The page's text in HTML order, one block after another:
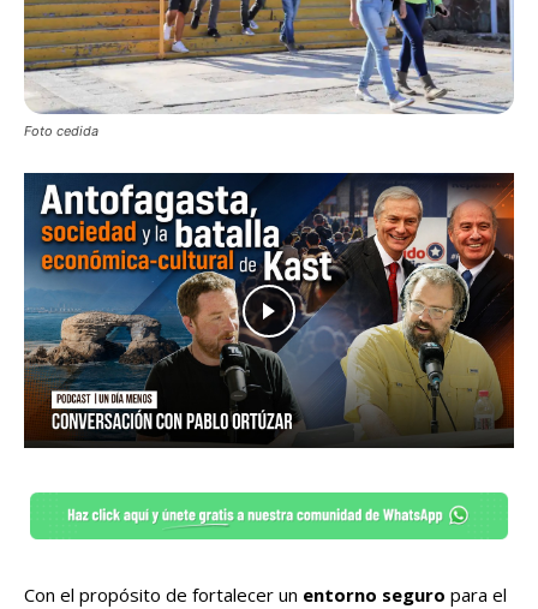
Foto cedida
Con el propósito de fortalecer un entorno seguro para el